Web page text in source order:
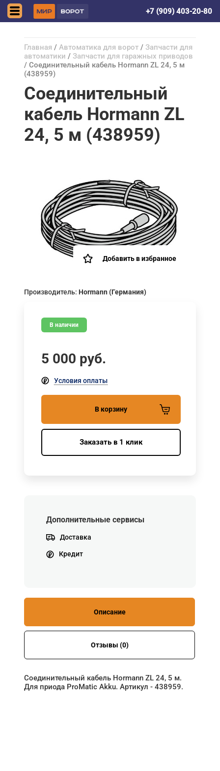
+7 (909) 403-20-80
Главная / Автоматика для ворот / Запчасти для
автоматики / Запчасти для гаражных приводов
/ Соединительный кабель Hormann ZL 24, 5 м
(438959)
Соединительный
кабель Hormann ZL
24, 5 м (438959)
Добавить в избранное
Производитель: Hormann (Германия)
В наличии
5 000 руб.
Условия оплаты
В корзину
Заказать в 1 клик
Дополнительные сервисы
Доставка
Кредит
Описание
Отзывы (0)
Соединительный кабель Hormann ZL 24, 5 м.
Для приода ProMatic Akku. Артикул - 438959.